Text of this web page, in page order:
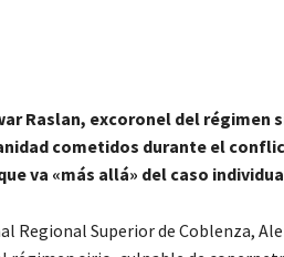
Raslan, excoronel del régimen
cometidos durante el
va «más allá» del caso
Regional Superior de Coblenza,